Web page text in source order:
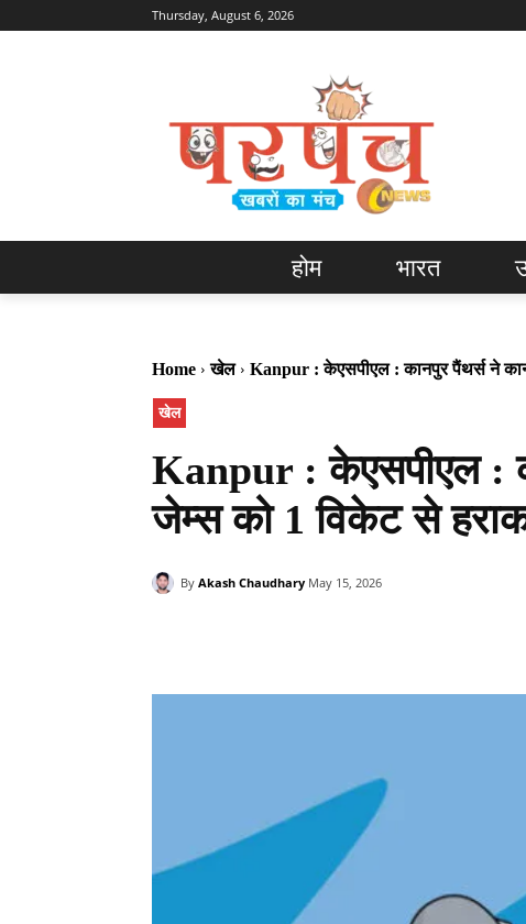
Thursday, August 6, 2026
होम भारत
Home खेल Kanpur : केएसपीएल : कानपुर पैंथर्स ने
खेल
Kanpur : केएसपीएल :
जेम्स को 1 विकेट से
By Akash Chaudhary May 15, 2026